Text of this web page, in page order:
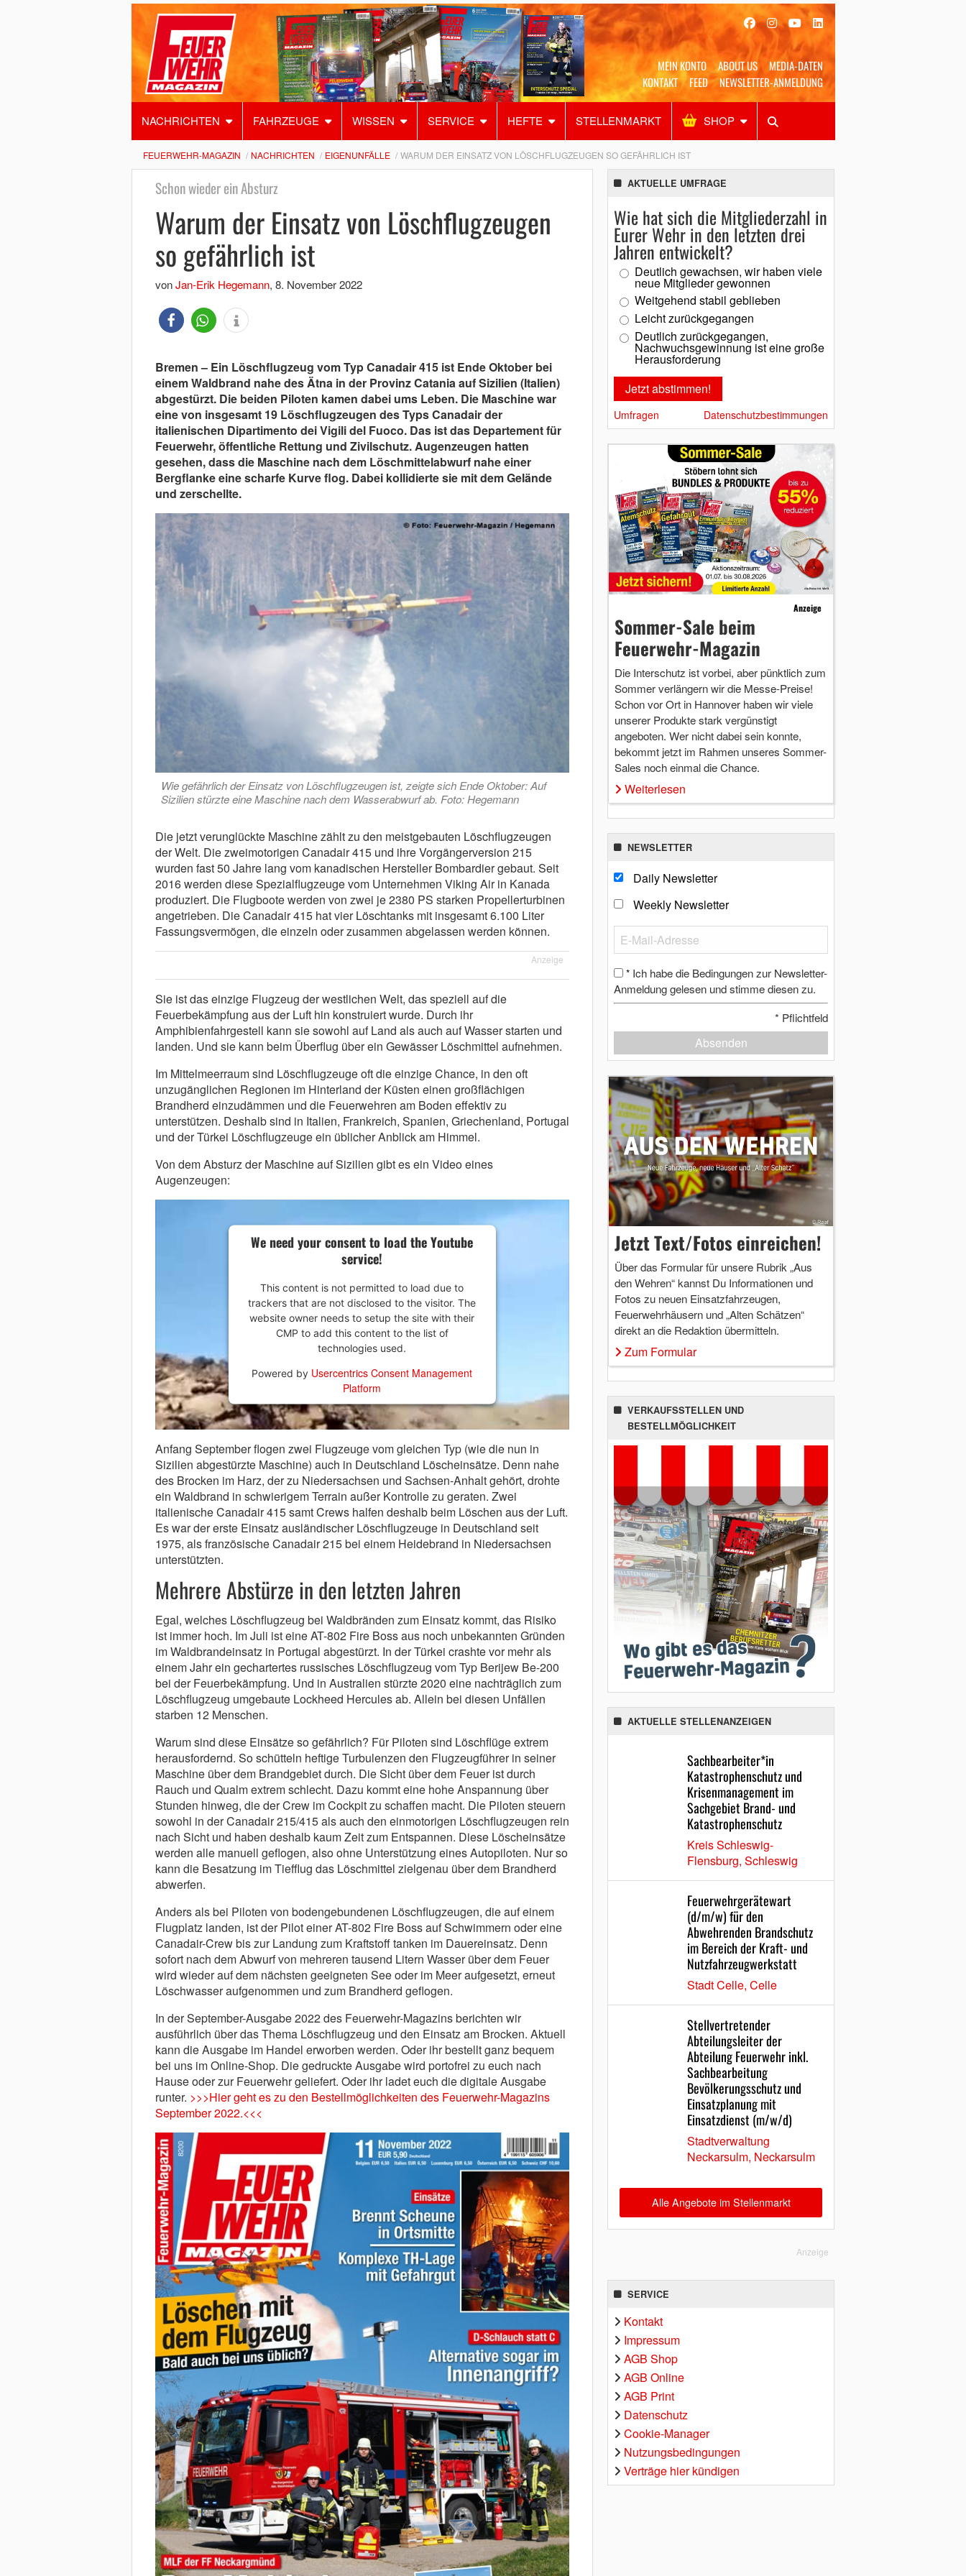
MEIN KONTO ABOUT US
MEDIA-DATEN
KONTAKT
FEED NEWSLETTER-ANMELDUNG
NACHRICHTEN FAHRZEUGE WISSEN SERVICE HEFTE STELLENMARKT SHOP
Alles Shop SUCHEN
FEUERWEHR-MAGAZIN NACHRICHTEN EIGENUNFÄLLE WARUM DER EINSATZ VON LÖSCHFLUGZEUGEN SO GEFÄHRLICH IST
Schon wieder ein Absturz
Warum der Einsatz von Löschflugzeugen
so gefährlich ist
vonJan-Erik Hegemann, 8. November 2022
Bremen – Ein Löschflugzeug vom Typ Canadair 415 ist Ende Oktober bei
einem Waldbrand nahe des Ätna in der Provinz Catania auf Sizilien (Italien)
abgestürzt. Die beiden Piloten kamen dabei ums Leben. Die Maschine war
eine von insgesamt 19 Löschflugzeugen des Typs Canadair der
italienischen Dipartimento dei Vigili del Fuoco. Das ist das Departement für
Feuerwehr, öffentliche Rettung und Zivilschutz. Augenzeugen hatten
gesehen, dass die Maschine nach dem Löschmittelabwurf nahe einer
Bergflanke eine scharfe Kurve flog. Dabei kollidierte sie mit dem Gelände
und zerschellte.
Wie gefährlich der Einsatz von Löschflugzeugen ist, zeigte sich Ende Oktober: Auf
Sizilien stürzte eine Maschine nach dem Wasserabwurf ab. Foto: Hegemann
Die jetzt verunglückte Maschine zählt zu den meistgebauten Löschflugzeugen
der Welt. Die zweimotorigen Canadair 415 und ihre Vorgängerversion 215
wurden fast 50 Jahre lang vom kanadischen Hersteller Bombardier gebaut. Seit
2016 werden diese Spezialflugzeuge vom Unternehmen Viking Air in Kanada
produziert. Die Flugboote werden von zwei je 2380 PS starken Propellerturbinen
angetrieben. Die Canadair 415 hat vier Löschtanks mit insgesamt 6.100 Liter
Fassungsvermögen, die einzeln oder zusammen abgelassen werden können.
Anzeige
Sie ist das einzige Flugzeug der westlichen Welt, das speziell auf die
Feuerbekämpfung aus der Luft hin konstruiert wurde. Durch ihr
Amphibienfahrgestell kann sie sowohl auf Land als auch auf Wasser starten und
landen. Und sie kann beim Überflug über ein Gewässer Löschmittel aufnehmen.
Im Mittelmeerraum sind Löschflugzeuge oft die einzige Chance, in den oft
unzugänglichen Regionen im Hinterland der Küsten einen großflächigen
Brandherd einzudämmen und die Feuerwehren am Boden effektiv zu
unterstützen. Deshalb sind in Italien, Frankreich, Spanien, Griechenland, Portugal
und der Türkei Löschflugzeuge ein üblicher Anblick am Himmel.
Von dem Absturz der Maschine auf Sizilien gibt es ein Video eines
Augenzeugen:
We need your consent to load the Youtube
service!
This content is not permitted to load due to
trackers that are not disclosed to the visitor. The
website owner needs to setup the site with their
CMP to add this content to the list of
technologies used.
Powered by Usercentrics Consent Management
Platform
Anfang September flogen zwei Flugzeuge vom gleichen Typ (wie die nun in
Sizilien abgestürzte Maschine) auch in Deutschland Löscheinsätze. Denn nahe
des Brocken im Harz, der zu Niedersachsen und Sachsen-Anhalt gehört, drohte
ein Waldbrand in schwierigem Terrain außer Kontrolle zu geraten. Zwei
italienische Canadair 415 samt Crews halfen deshalb beim Löschen aus der Luft.
Es war der erste Einsatz ausländischer Löschflugzeuge in Deutschland seit
1975, als französische Canadair 215 bei einem Heidebrand in Niedersachsen
unterstützten.
Mehrere Abstürze in den letzten Jahren
Egal, welches Löschflugzeug bei Waldbränden zum Einsatz kommt, das Risiko
ist immer hoch. Im Juli ist eine AT-802 Fire Boss aus noch unbekannten Gründen
im Waldbrandeinsatz in Portugal abgestürzt. In der Türkei crashte vor mehr als
einem Jahr ein gechartertes russisches Löschflugzeug vom Typ Berijew Be-200
bei der Feuerbekämpfung. Und in Australien stürzte 2020 eine nachträglich zum
Löschflugzeug umgebaute Lockheed Hercules ab. Allein bei diesen Unfällen
starben 12 Menschen.
Warum sind diese Einsätze so gefährlich? Für Piloten sind Löschflüge extrem
herausfordernd. So schütteln heftige Turbulenzen den Flugzeugführer in seiner
Maschine über dem Brandgebiet durch. Die Sicht über dem Feuer ist durch
Rauch und Qualm extrem schlecht. Dazu kommt eine hohe Anspannung über
Stunden hinweg, die der Crew im Cockpit zu schaffen macht. Die Piloten steuern
sowohl in der Canadair 215/415 als auch den einmotorigen Löschflugzeugen rein
nach Sicht und haben deshalb kaum Zeit zum Entspannen. Diese Löscheinsätze
werden alle manuell geflogen, also ohne Unterstützung eines Autopiloten. Nur so
kann die Besatzung im Tiefflug das Löschmittel zielgenau über dem Brandherd
abwerfen.
Anders als bei Piloten von bodengebundenen Löschflugzeugen, die auf einem
Flugplatz landen, ist der Pilot einer AT-802 Fire Boss auf Schwimmern oder eine
Canadair-Crew bis zur Landung zum Kraftstoff tanken im Dauereinsatz. Denn
sofort nach dem Abwurf von mehreren tausend Litern Wasser über dem Feuer
wird wieder auf dem nächsten geeigneten See oder im Meer aufgesetzt, erneut
Löschwasser aufgenommen und zum Brandherd geflogen.
In der September-Ausgabe 2022 des Feuerwehr-Magazins berichten wir
ausführlich über das Thema Löschflugzeug und den Einsatz am Brocken. Aktuell
kann die Ausgabe im Handel erworben werden. Oder ihr bestellt ganz bequem
bei uns im Online-Shop. Die gedruckte Ausgabe wird portofrei zu euch nach
Hause oder zur Feuerwehr geliefert. Oder ihr ladet euch die digitale Ausgabe
runter. >>>Hier geht es zu den Bestellmöglichkeiten des Feuerwehr-Magazins
September 2022.<<<
AKTUELLE UMFRAGE
Wie hat sich die Mitgliederzahl in
Eurer Wehr in den letzten drei
Jahren entwickelt?
Deutlich gewachsen, wir haben viele
neue Mitglieder gewonnen
Weitgehend stabil geblieben
Leicht zurückgegangen
Deutlich zurückgegangen,
Nachwuchsgewinnung ist eine große
Herausforderung
Umfragen Datenschutzbestimmungen
Anzeige
Sommer-Sale beim
Feuerwehr-Magazin
Die Interschutz ist vorbei, aber pünktlich zum
Sommer verlängern wir die Messe-Preise!
Schon vor Ort in Hannover haben wir viele
unserer Produkte stark vergünstigt
angeboten. Wer nicht dabei sein konnte,
bekommt jetzt im Rahmen unseres Sommer-
Sales noch einmal die Chance.
Weiterlesen
NEWSLETTER
Daily Newsletter
Weekly Newsletter
* Ich habe die Bedingungen zur Newsletter-
Anmeldung gelesen und stimme diesen zu.
* Pflichtfeld
Absenden
Jetzt Text/Fotos einreichen!
Über das Formular für unsere Rubrik „Aus
den Wehren“ kannst Du Informationen und
Fotos zu neuen Einsatzfahrzeugen,
Feuerwehrhäusern und „Alten Schätzen“
direkt an die Redaktion übermitteln.
Zum Formular
VERKAUFSSTELLEN UND
BESTELLMÖGLICHKEIT
AKTUELLE STELLENANZEIGEN
Sachbearbeiter*in
Katastrophenschutz und
Krisenmanagement im
Sachgebiet Brand- und
Katastrophenschutz
Kreis Schleswig-
Flensburg, Schleswig
Feuerwehrgerätewart
(d/m/w) für den
Abwehrenden Brandschutz
im Bereich der Kraft- und
Nutzfahrzeugwerkstatt
Stadt Celle, Celle
Stellvertretender
Abteilungsleiter der
Abteilung Feuerwehr inkl.
Sachbearbeitung
Bevölkerungsschutz und
Einsatzplanung mit
Einsatzdienst (m/w/d)
Stadtverwaltung
Neckarsulm, Neckarsulm
Alle Angebote im Stellenmarkt
Anzeige
SERVICE
Kontakt
Impressum
AGB Shop
AGB Online
AGB Print
Datenschutz
Cookie-Manager
Nutzungsbedingungen
Verträge hier kündigen